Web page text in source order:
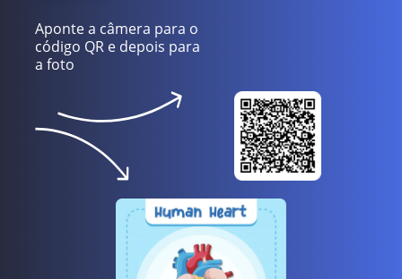
Aponte a câmera para o
código QR e depois para
a foto